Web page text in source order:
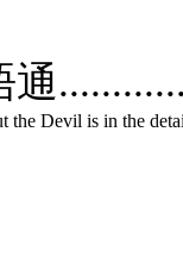
通
the Devil is in the